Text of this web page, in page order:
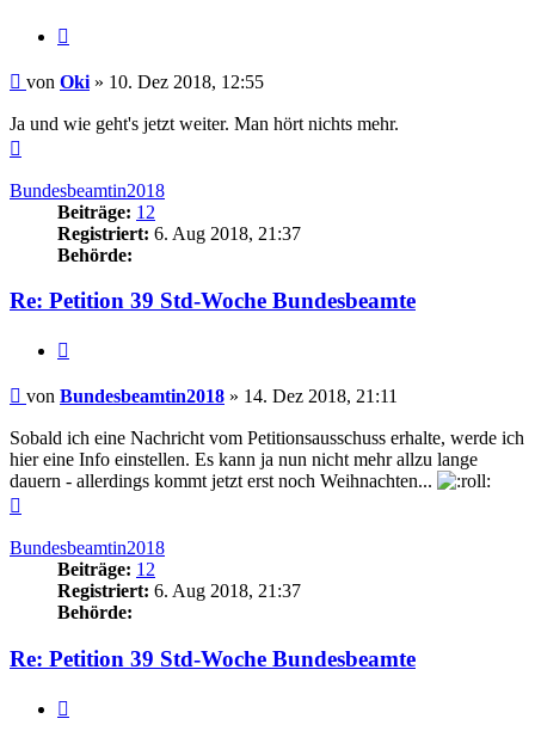
Beitrag
von Oki » 10. Dez 2018, 12:55
Ja und wie geht's jetzt weiter. Man hört nichts mehr.
Bundesbeamtin2018
Beiträge: 12
Registriert: 6. Aug 2018, 21:37
Behörde:
Re: Petition 39 Std-Woche Bundesbeamte
Beitrag
von Bundesbeamtin2018 » 14. Dez 2018, 21:11
Sobald ich eine Nachricht vom Petitionsausschuss erhalte, werde ich
hier eine Info einstellen. Es kann ja nun nicht mehr allzu lange
dauern - allerdings kommt jetzt erst noch Weihnachten...
Bundesbeamtin2018
Beiträge: 12
Registriert: 6. Aug 2018, 21:37
Behörde:
Re: Petition 39 Std-Woche Bundesbeamte